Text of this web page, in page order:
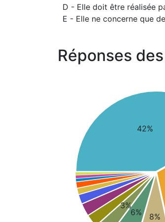
D - Elle doit être réalisée
E - Elle ne concerne que
Réponses
42%
8%
6%
3%